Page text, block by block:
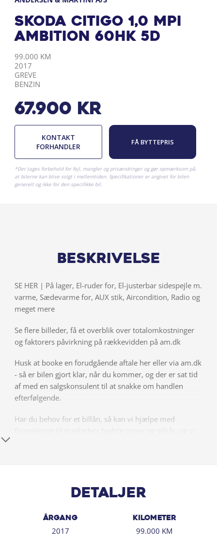
Skoda Citigo 1,0 MPI
Ambition 60HK 5d
KILOMETER
99.000 KM
ÅRGANG
2017
BY
GREVE
DRIVMIDDEL
BENZIN
67.900 kr
KONTAKT
FORHANDLER
FÅ BYTTEPRIS
*Der tages forbehold for fejl, mangler og prisændringer og gør opmærksom på,
at bilerne kan blive solgt i mellemtiden. Specifikationer er angivet for bilen
generelt og ikke for den specifikke bil.
Beskrivelse
SE HER | På lager, El-ruder for, El-justerbar sidespejle m.
varme, Sædevarme for, AUX stik, Aircondition, Radio og
meget mere
Se flere billeder, få et overblik over totalomkostninger
og faktorers påvirkning på rækkevidden på am.dk
Husk at booke en forudgående aftale her eller via am.dk
- så er bilen gjort klar, når du kommer, og der er sat tid
af med en salgskonsulent til at snakke om handlen
efterfølgende.
Har du behov for et billån, så kan vi hjælpe med
Man-Fre kl. 10.00 - 17.00
Lørdag kl. 11.00 - 15.00Detaljer
ÅRGANG
2017
KILOMETER
99.000 KM